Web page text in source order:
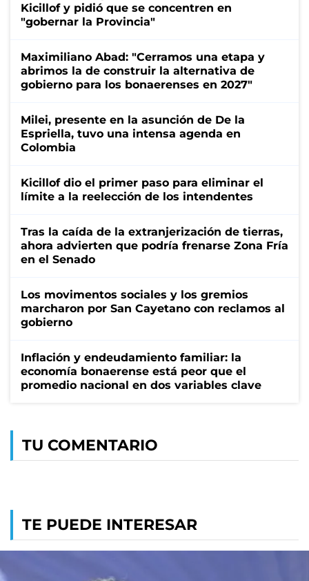
Kicillof y pidió que se concentren en
"gobernar la Provincia"
Maximiliano Abad: "Cerramos una etapa y
abrimos la de construir la alternativa de
gobierno para los bonaerenses en 2027"
Milei, presente en la asunción de De la
Espriella, tuvo una intensa agenda en
Colombia
Kicillof dio el primer paso para eliminar el
límite a la reelección de los intendentes
Tras la caída de la extranjerización de tierras,
ahora advierten que podría frenarse Zona Fría
en el Senado
Los movimentos sociales y los gremios
marcharon por San Cayetano con reclamos al
gobierno
Inflación y endeudamiento familiar: la
economía bonaerense está peor que el
promedio nacional en dos variables clave
TU COMENTARIO
TE PUEDE INTERESAR